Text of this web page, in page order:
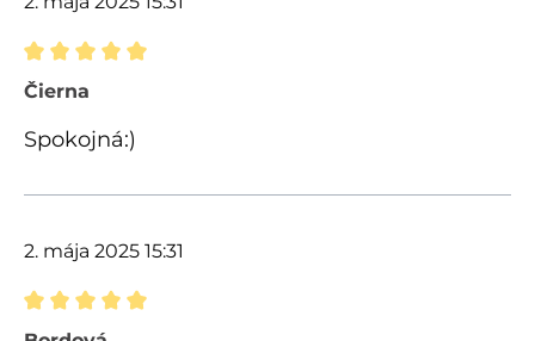
Recenzia s hodnotením 5 z 5 hviezdičiek
Čierna
Spokojná:)
2. mája 2025 15:31
Recenzia s hodnotením 5 z 5 hviezdičiek